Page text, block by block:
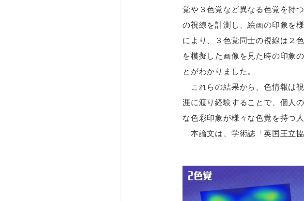
覚や３色覚など異なる色覚を持
の視線を計測し、絵画の印象を
により、３色覚同士の視線は２
を模擬した画像を見た時の印象
とがわかりました。
これらの結果から、色情報は
涯に渡り経験することで、個人
な色彩印象が様々な色覚を持つ
本論文は、学術誌「英国王立